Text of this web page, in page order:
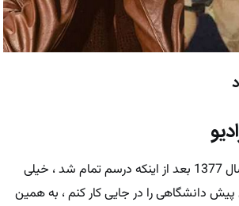
من از 18 سالگی و در سال 1377 بعد از اینکه درسم تمام شد ، خیلی
دانشگاهی را در جایی کار کنم ، به همین